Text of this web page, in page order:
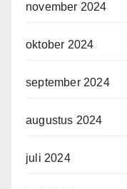
november 2024
oktober 2024
september 2024
augustus 2024
juli 2024